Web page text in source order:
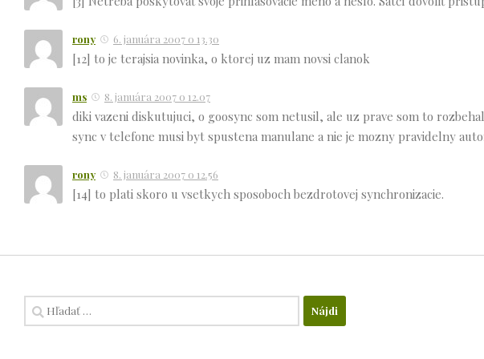
rony 6. januára 2007 o 13.30
[12] to je terajsia novinka, o ktorej uz mam novsi clanok
ms 8. januára 2007 o 12.07
diki vazeni diskutujuci, o goosync som netusil, ale uz prave som to
sync v telefone musi byt spustena manulane a nie je mozny pravidelny
rony 8. januára 2007 o 12.56
[14] to plati skoro u vsetkych sposoboch bezdrotovej synchronizacie.
Hľadať: